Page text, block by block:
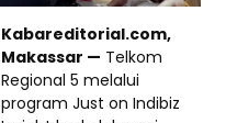
Kabareditorial.com,
Makassar — Telkom
Regional 5 melalui
program Just on Indibiz